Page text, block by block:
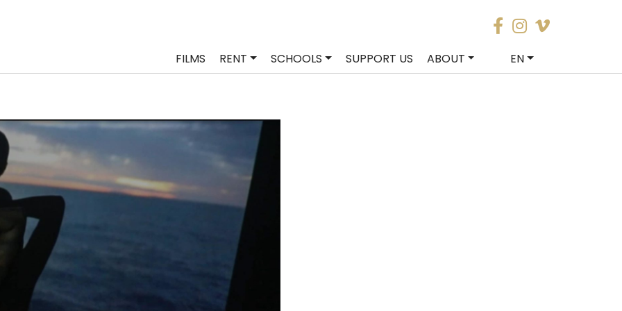
FILMS RENT SCHOOLS SUPPORT US ABOUT EN